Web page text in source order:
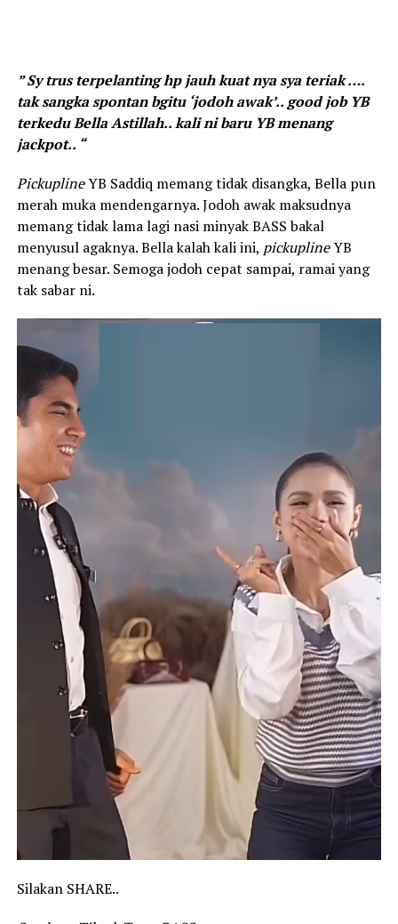
” Sy trus terpelanting hp jauh kuat nya sya teriak ….
tak sangka spontan bgitu ‘jodoh awak’.. good job YB
terkedu Bella Astillah.. kali ni baru YB menang
jackpot.. “
PickuplineYB Saddiq memang tidak disangka, Bella pun
merah muka mendengarnya. Jodoh awak maksudnya
memang tidak lama lagi nasi minyak BASS bakal
menyusul agaknya. Bella kalah kali ini, pickuplineYB
menang besar. Semoga jodoh cepat sampai, ramai yang
tak sabar ni.
Silakan SHARE..